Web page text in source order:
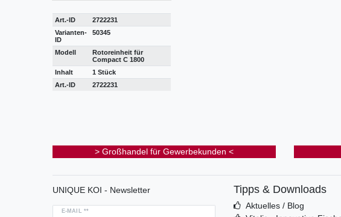
Art.-ID
2722231
Varianten-
ID
50345
Modell
Rotoreinheit für
Compact C 1800
Inhalt
1 Stück
Art.-ID
2722231
> Großhandel für Gewerbekunden <
UNIQUE KOI - Newsletter
E-MAIL **
Tipps & Downloads
Aktuelles / Blog